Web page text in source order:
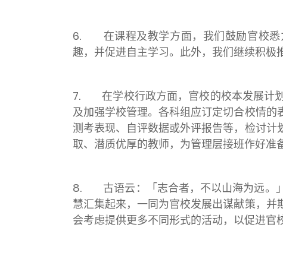
6. 在课程及教学方面，我们鼓励官校悉
趣，并促进自主学习。此外，我们继续积极
7. 在学校行政方面，官校的校本发展计划
及加强学校管理。各科组应订定切合校情
测考表现、自评数据或外评报告等，检讨
取、潜质优厚的教师，为管理层接班作好准
8. 古语云：「志合者，不以山海为远。」
慧汇集起来，一同为官校发展出谋献策，
会考虑提供更多不同形式的活动，以促进官